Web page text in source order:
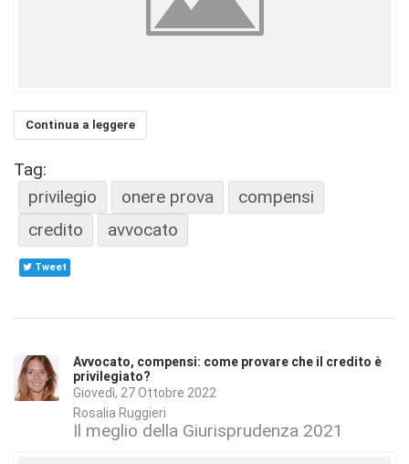
Continua a leggere
Tag:
privilegio
onere prova
compensi
credito
avvocato
Tweet
Avvocato, compensi: come provare che il credito è
privilegiato?
Giovedì, 27 Ottobre 2022
Rosalia Ruggieri
Il meglio della Giurisprudenza 2021